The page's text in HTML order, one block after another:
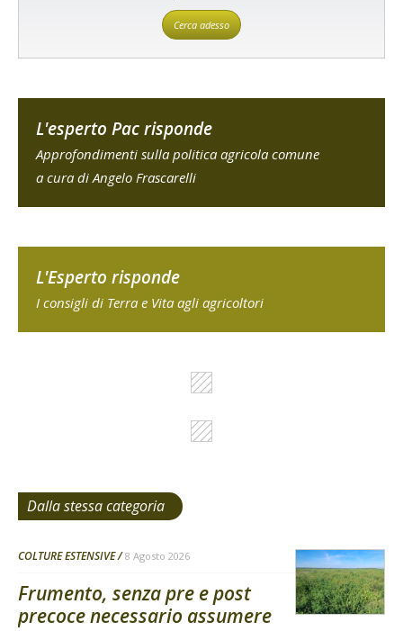
Cerca adesso
L'esperto Pac risponde
Approfondimenti sulla politica agricola comune
a cura di Angelo Frascarelli
L'Esperto risponde
I consigli di Terra e Vita agli agricoltori
Dalla stessa categoria
COLTURE ESTENSIVE 8 Agosto 2026
Frumento, senza pre e post
precoce necessario assumere